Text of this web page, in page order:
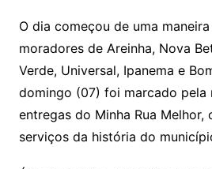
at
s
A
p
p
c
e
b
o
o
k
itt
er
ai
l
O dia começou de uma
moradores de Areinha, Nova
Verde, Universal, Ipanema e
domingo (07) foi marcado pela
entregas do Minha Rua
serviços da história do